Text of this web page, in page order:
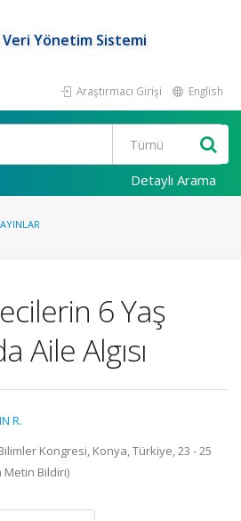
Yönetim Sistemi
Araştırmacı Girişi English
Detaylı Arama
6 Yaş
Aile Algısı
R.
Kongresi, Konya, Türkiye, 23 - 25
Metin Bildiri)